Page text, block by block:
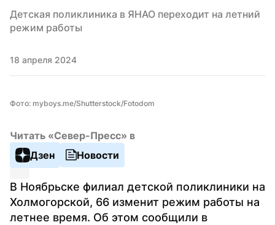
Детская поликлиника в ЯНАО переходит на летний
режим работы
18 апреля 2024
Фото: myboys.me/Shutterstock/Fotodom
Читать «Север-Пресс» в
Дзен
Новости
В Ноябрьске филиал детской поликлиники на
Холмогорской, 66 изменит режим работы на
летнее время. Об этом сообщили в